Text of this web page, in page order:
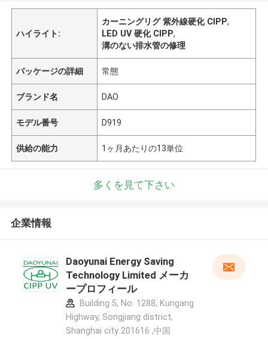
ハイライト:
カーニングリグ 紫外線硬化 CIPP,
LED UV 硬化 CIPP,
溝のない排水管の修理
パッケージの詳細 常態
ブランド名 DAO
モデル番号 D919
供給の能力 1ヶ月あたりの13単位
多くを見て下さい
企業情報
Daoyunai Energy Saving
Technology Limited メーカ
ープロフィール
Building 5, No. 1288, Kungang
Highway, Songjiang district,
Shanghai city 201616 ,中国